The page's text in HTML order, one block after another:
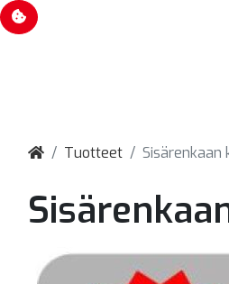
Tuotteet Sisärenkaan
Evästevalinnat